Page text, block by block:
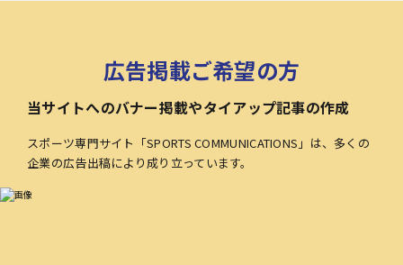
広告掲載ご希望の方
当サイトへのバナー掲載やタイアップ記事の作成
スポーツ専門サイト「SPORTS COMMUNICATIONS」は、多くの
企業の広告出稿により成り立っています。